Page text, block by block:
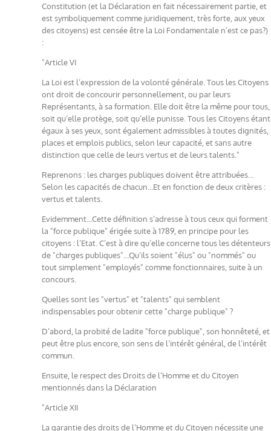
Constitution (et la Déclaration en fait nécessairement partie, et
est symboliquement comme juridiquement, très forte, aux yeux
des citoyens) est censée être la Loi Fondamentale n’est ce pas?)
:
"Article VI
La Loi est l’expression de la volonté générale. Tous les Citoyens
ont droit de concourir personnellement, ou par leurs
Représentants, à sa formation. Elle doit être la même pour tous,
soit qu’elle protège, soit qu’elle punisse. Tous les Citoyens étant
égaux à ses yeux, sont également admissibles à toutes dignités,
places et emplois publics, selon leur capacité, et sans autre
distinction que celle de leurs vertus et de leurs talents."
Reprenons : les charges publiques doivent être attribuées…
Selon les capacités de chacun…Et en fonction de deux critères :
vertus et talents.
Evidemment…Cette définition s’adresse à tous ceux qui forment
la "force publique" érigée suite à 1789, en principe pour les
citoyens : l’Etat. C’est à dire qu’elle concerne tous les détenteurs
de "charges publiques"…Qu’ils soient "élus" ou "nommés" ou
tout simplement "employés" comme fonctionnaires, suite à un
concours.
Quelles sont les "vertus" et "talents" qui semblent
indispensables pour obtenir cette "charge publique" ?
D’abord, la probité de ladite "force publique", son honnêteté, et
peut être plus encore, son sens de l’intérêt général, de l’intérêt
commun.
Ensuite, le respect des Droits de l’Homme et du Citoyen
mentionnés dans la Déclaration
"Article XII
La garantie des droits de l’Homme et du Citoyen nécessite une